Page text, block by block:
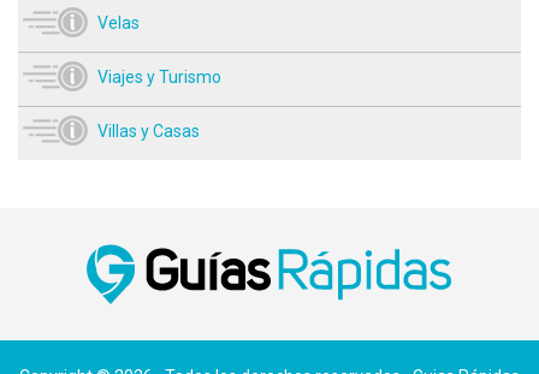
Velas
Viajes y Turismo
Villas y Casas